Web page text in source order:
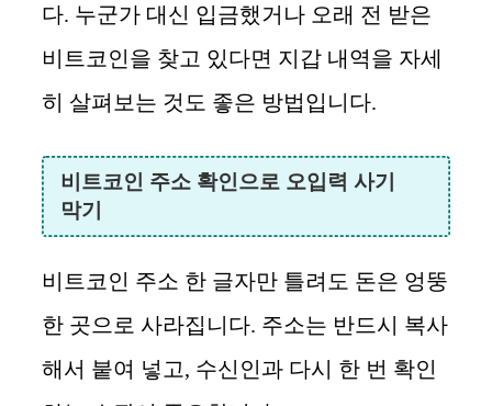
다. 누군가 대신 입금했거나 오래 전 받은
비트코인을 찾고 있다면 지갑 내역을 자세
히 살펴보는 것도 좋은 방법입니다.
비트코인 주소 확인으로 오입력 사기
막기
비트코인 주소 한 글자만 틀려도 돈은 엉뚱
한 곳으로 사라집니다. 주소는 반드시 복사
해서 붙여 넣고, 수신인과 다시 한 번 확인